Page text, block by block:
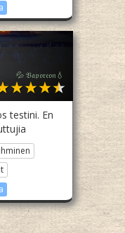
💦 𝔙𝔞𝔭𝔬𝔯𝔢𝔬𝔫💧
testini. En